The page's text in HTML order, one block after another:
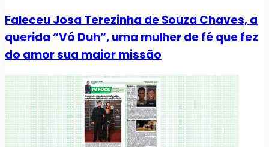
Faleceu Josa Terezinha de Souza Chaves, a
querida “Vó Duh”, uma mulher de fé que fez
do amor sua maior missão